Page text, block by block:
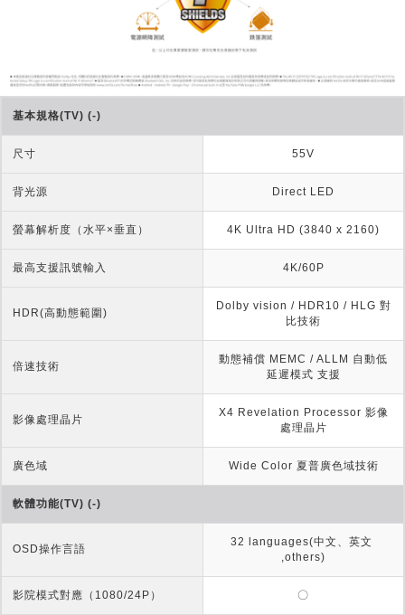
基本規格(TV) (-)
尺寸 55V
背光源 Direct LED
螢幕解析度（水平×垂直） 4K Ultra HD (3840 x 2160)
最高支援訊號輸入 4K/60P
HDR(高動態範圍)
Dolby vision / HDR10 / HLG 對
比技術
倍速技術
動態補償 MEMC / ALLM 自動低
延遲模式 支援
影像處理晶片
X4 Revelation Processor 影像
處理晶片
廣色域 Wide Color 夏普廣色域技術
軟體功能(TV) (-)
OSD操作言語
32 languages(中文、英文
,others)
影院模式對應（1080/24P） 〇